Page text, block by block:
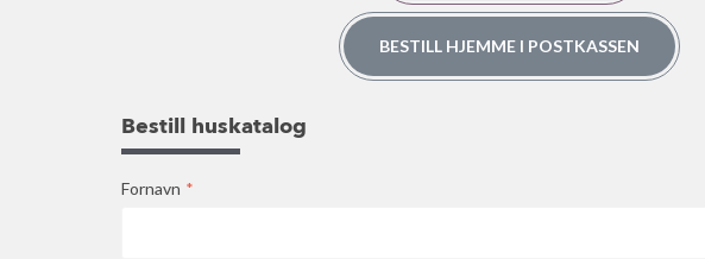
BESTILL HJEMME I POSTKASSEN
Bestill huskatalog
Fornavn *